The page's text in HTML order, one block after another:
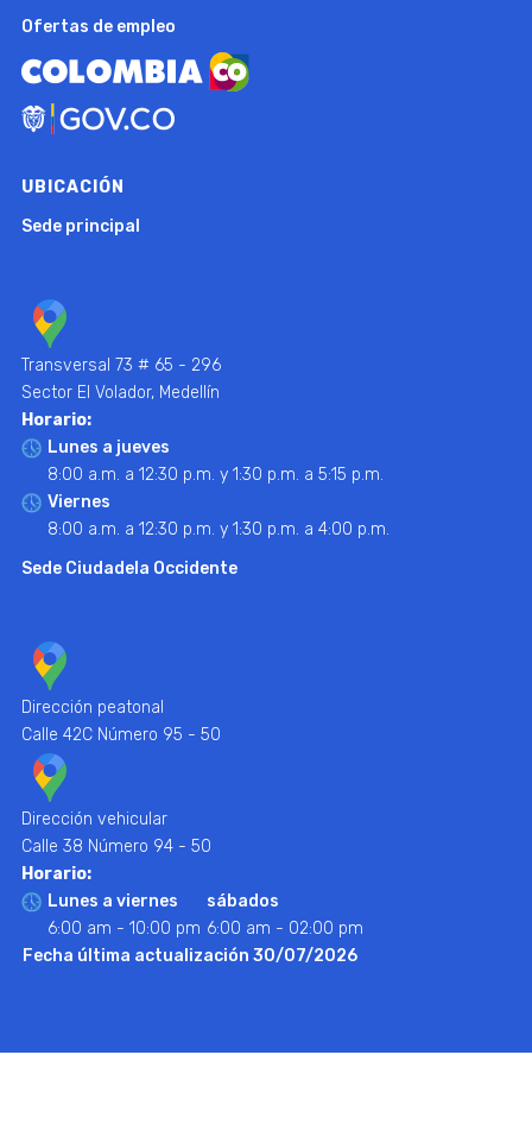
Ofertas de empleo
UBICACIÓN
Sede principal
Transversal 73 # 65 - 296
Sector El Volador, Medellín
Horario:
Lunes a jueves
8:00 a.m. a 12:30 p.m. y 1:30 p.m. a 5:15 p.m.
Viernes
8:00 a.m. a 12:30 p.m. y 1:30 p.m. a 4:00 p.m.
Sede Ciudadela Occidente
Dirección peatonal
Calle 42C Número 95 - 50
Dirección vehicular
Calle 38 Número 94 - 50
Horario:
Lunes a viernes
6:00 am - 10:00 pm
sábados
6:00 am - 02:00 pm
Fecha última actualización 30/07/2026